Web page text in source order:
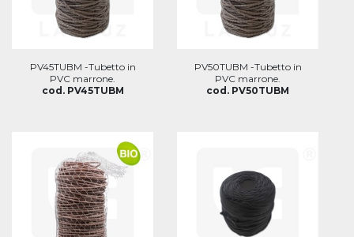
PV45TUBM -Tubetto in
PVC marrone.
cod. PV45TUBM
PV50TUBM -Tubetto in
PVC marrone.
cod. PV50TUBM